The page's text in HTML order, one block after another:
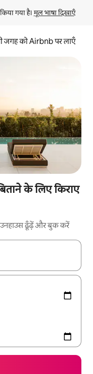
गया है। मूल भाषा दिखाएँ
जगह को Airbnb पर लाएँ
के लिए किराए
ढूँढ़ें और बुक करें
की' का इस्तेमाल करके नेविगेट